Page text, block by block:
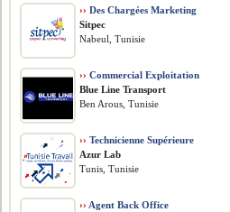
›› Des Chargées Marketing
Sitpec
Nabeul, Tunisie
›› Commercial Exploitation
Blue Line Transport
Ben Arous, Tunisie
›› Technicienne Supérieure
Azur Lab
Tunis, Tunisie
›› Agent Back Office